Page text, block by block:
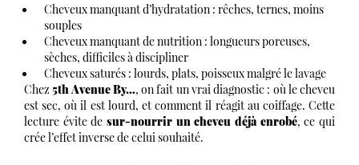
Cheveux manquant d’hydratation : rêches, ternes, moins
souples
Cheveux manquant de nutrition : longueurs poreuses,
sèches, difficiles à discipliner
Cheveux saturés : lourds, plats, poisseux malgré le lavage
Chez5th Avenue By…, on fait un vrai diagnostic : où le cheveu
est sec, où il est lourd, et comment il réagit au coiffage. Cette
lecture évite de sur-nourrir un cheveu déjà enrobé, ce qui
crée l’effet inverse de celui souhaité.